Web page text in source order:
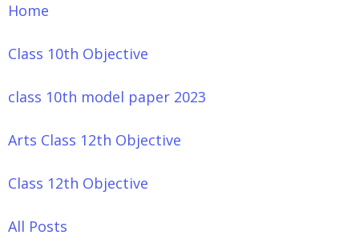
Home
Class 10th Objective
class 10th model paper 2023
Arts Class 12th Objective
Class 12th Objective
All Posts